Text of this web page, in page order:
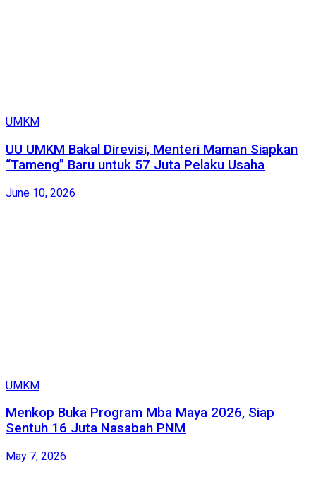
UMKM
UU UMKM Bakal Direvisi, Menteri Maman Siapkan
“Tameng” Baru untuk 57 Juta Pelaku Usaha
June 10, 2026
UMKM
Menkop Buka Program Mba Maya 2026, Siap
Sentuh 16 Juta Nasabah PNM
May 7, 2026